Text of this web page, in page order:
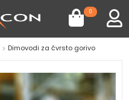
0
Dimovodi za čvrsto gorivo